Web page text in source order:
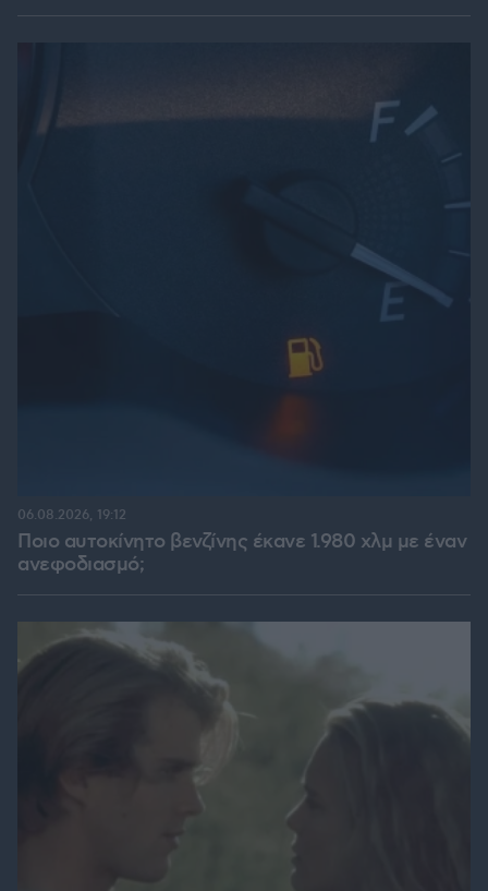
Ποιο αυτοκίνητο βενζίνης έκανε 1.980 χλμ με έναν
ανεφοδιασμό;
06.08.2026, 19:12